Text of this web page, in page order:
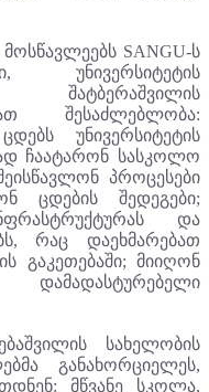
SANGU-ს
უნივერსიტეტის
შესაძლებლობა:
უნივერსიტეტის
ჩაატარონ სასკოლო
პროცესები
ცდების შედეგები;
და
რაც დაეხმარებათ
გაკეთებაში; მიიღონ
სახელობის
განახორციელეს,
მწვანე სკოლა,